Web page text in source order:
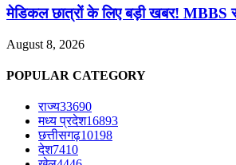
मेडिकल छात्रों के लिए बड़ी खबर! MBBS
August 8, 2026
POPULAR CATEGORY
राज्य33690
मध्य प्रदेश16893
छत्तीसगढ़10198
देश7410